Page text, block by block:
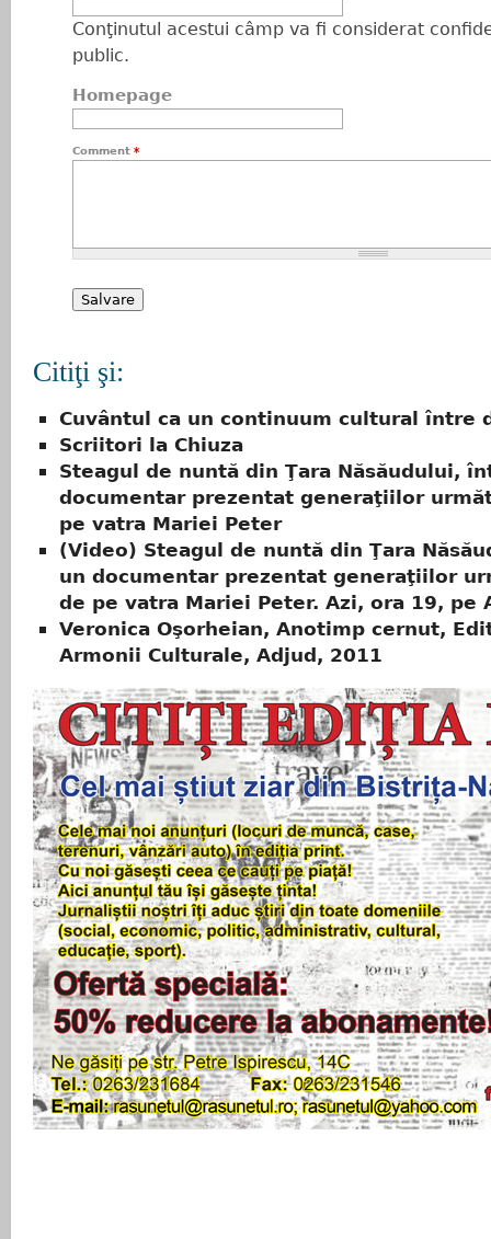
Conţinutul acestui câmp va fi considerat
public.
Homepage
Comment *
Citiţi şi:
Cuvântul ca un continuum cultural între
Scriitori la Chiuza
Steagul de nuntă din Ţara Năsăudului,
documentar prezentat generaţiilor
pe vatra Mariei Peter
(Video) Steagul de nuntă din Ţara
un documentar prezentat generaţiilor
de pe vatra Mariei Peter. Azi, ora 19, pe
Veronica Oşorheian, Anotimp cernut,
Armonii Culturale, Adjud, 2011